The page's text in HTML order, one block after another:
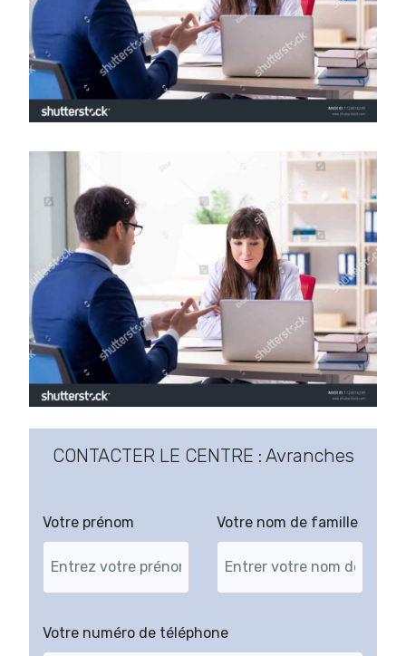
CONTACTER LE CENTRE : Avranches
Votre prénom Votre nom de famille
Votre numéro de téléphone